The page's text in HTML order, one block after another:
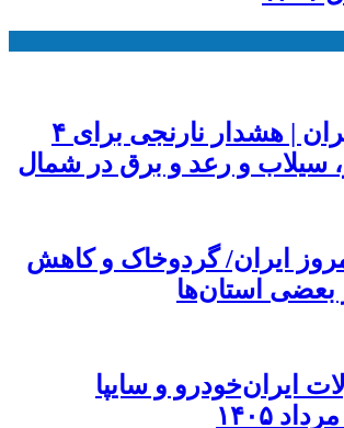
هواشناسی ایران | هشدار نارنجی برای ۴
سیلاب و رعد و برق در شمال
ایران/ گردوخاک و کاهش
بعضی استان‌ها
ایران‌خودرو و سایپا